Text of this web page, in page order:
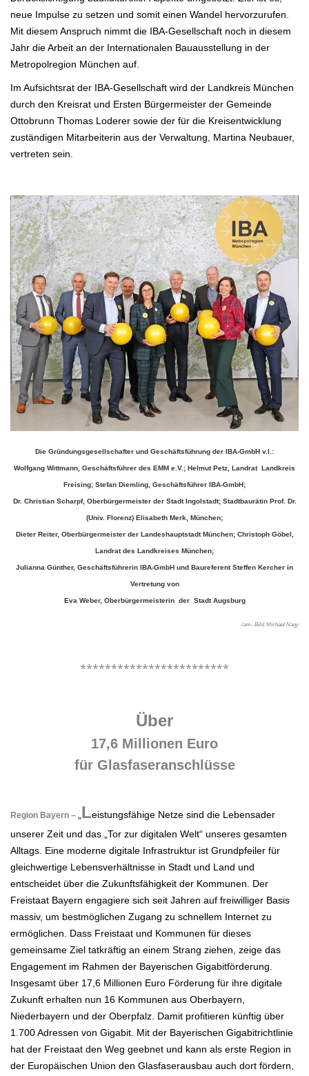
neue Impulse zu setzen und somit einen Wandel hervorzurufen.
Mit diesem Anspruch nimmt die IBA-Gesellschaft noch in diesem
Jahr die Arbeit an der Internationalen Bauausstellung in der
Metropolregion München auf.
Im Aufsichtsrat der IBA-Gesellschaft wird der Landkreis München
durch den Kreisrat und Ersten Bürgermeister der Gemeinde
Ottobrunn Thomas Loderer sowie der für die Kreisentwicklung
zuständigen Mitarbeiterin aus der Verwaltung, Martina Neubauer,
vertreten sein.
Die Gründungsgesellschafter und Geschäftsführung der IBA-GmbH v.l.:
Wolfgang Wittmann, Geschäftsführer des EMM e.V.; Helmut Petz, Landrat Landkreis
Freising; Stefan Diemling, Geschäftsführer IBA-GmbH;
Dr. Christian Scharpf, Oberbürgermeister der Stadt Ingolstadt; Stadtbaurätin Prof. Dr.
(Univ. Florenz) Elisabeth Merk, München;
Dieter Reiter, Oberbürgermeister der Landeshauptstadt München; Christoph Göbel,
Landrat des Landkreises München;
Julianna Günther, Geschäftsführerin IBA-GmbH und Baureferent Steffen Kercher in
Vertretung von
Eva Weber, Oberbürgermeisterin der Stadt Augsburg
-lam- Bild: Michael Nagy
************************
Über
17,6 Millionen Euro
für Glasfaseranschlüsse
Region Bayern – Leistungsfähige Netze sind die Lebensader
unserer Zeit und das „Tor zur digitalen Welt“ unseres gesamten
Alltags. Eine moderne digitale Infrastruktur ist Grundpfeiler für
gleichwertige Lebensverhältnisse in Stadt und Land und
entscheidet über die Zukunftsfähigkeit der Kommunen. Der
Freistaat Bayern engagiere sich seit Jahren auf freiwilliger Basis
massiv, um bestmöglichen Zugang zu schnellem Internet zu
ermöglichen. Dass Freistaat und Kommunen für dieses
gemeinsame Ziel tatkräftig an einem Strang ziehen, zeige das
Engagement im Rahmen der Bayerischen Gigabitförderung.
Insgesamt über 17,6 Millionen Euro Förderung für ihre digitale
Zukunft erhalten nun 16 Kommunen aus Oberbayern,
Niederbayern und der Oberpfalz. Damit profitieren künftig über
1.700 Adressen von Gigabit. Mit der Bayerischen Gigabitrichtlinie
hat der Freistaat den Weg geebnet und kann als erste Region in
der Europäischen Union den Glasfaserausbau auch dort fördern,